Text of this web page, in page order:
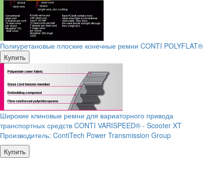
Полиуретановые плоские конечные ремни CONTI POLYFLAT®
Купить
Широкие клиновые ремни для вариаторного привода
транспортных средств CONTI VARISPEED® - Scooter XT
Производитель: ContiTech Power Transmission Group
Купить